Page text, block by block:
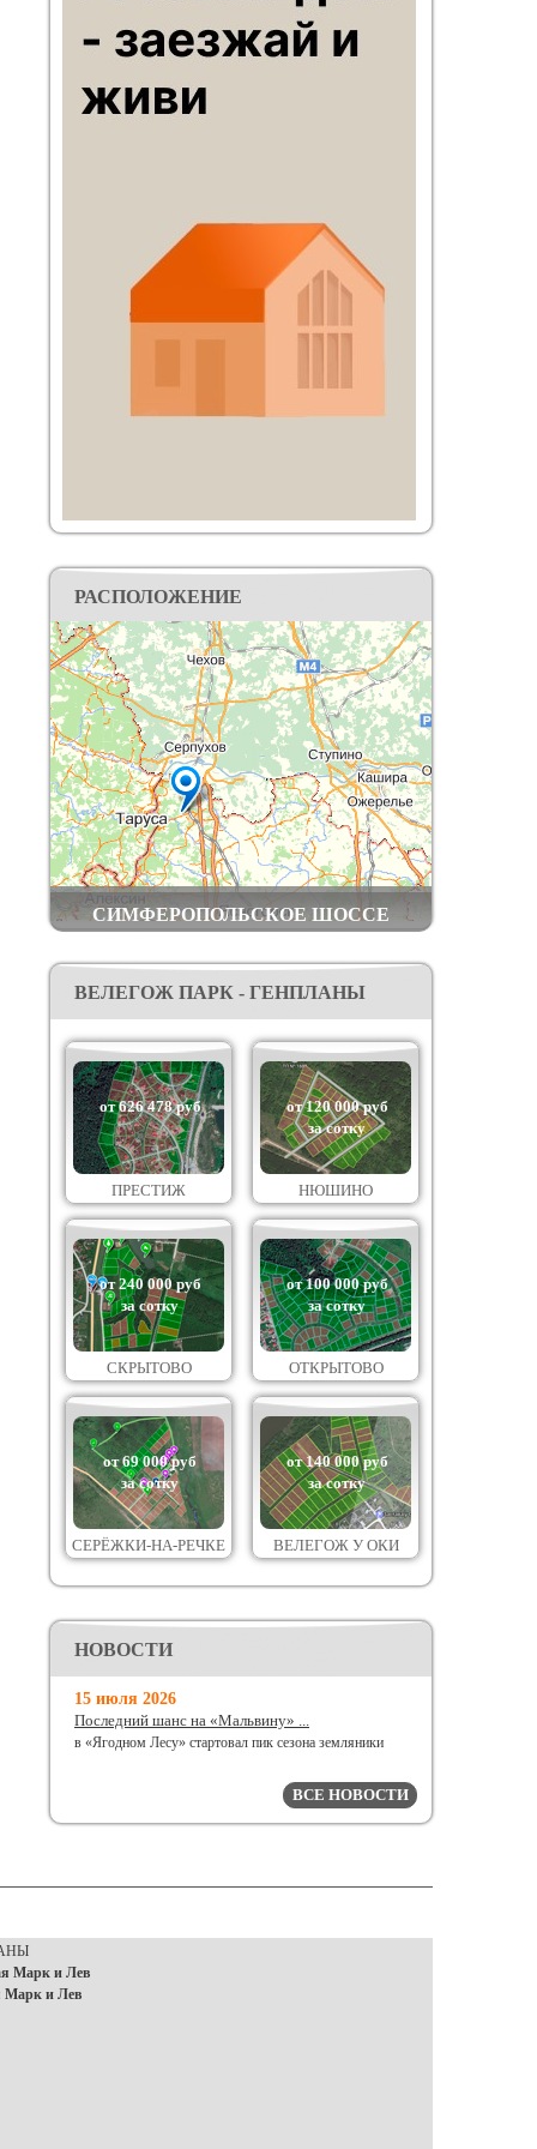
по трассе Дон, далее по хорошей
асфальтированной дороге; общественным
направления до станции Шульгино (в 2 км от
посёлка).
РАСПОЛОЖЕНИЕ
СИМФЕРОПОЛЬСКОЕ ШОССЕ
ВЕЛЕГОЖ ПАРК - ГЕНПЛАНЫ
от 626 478 руб
ПРЕСТИЖ
от 120 000 руб
за сотку
НЮШИНО
от 240 000 руб
за сотку
СКРЫТОВО
от 100 000 руб
за сотку
ОТКРЫТОВО
от 69 000 руб
за сотку
СЕРЁЖКИ-НА-РЕЧКЕ
от 140 000 руб
за сотку
ВЕЛЕГОЖ У ОКИ
НОВОСТИ
15 июля 2026
Последний шанс на «Мальвину» ...
в «Ягодном Лесу» стартовал пик сезона земляники
ВСЕ НОВОСТИ
Марк и Лев
Марк и Лев